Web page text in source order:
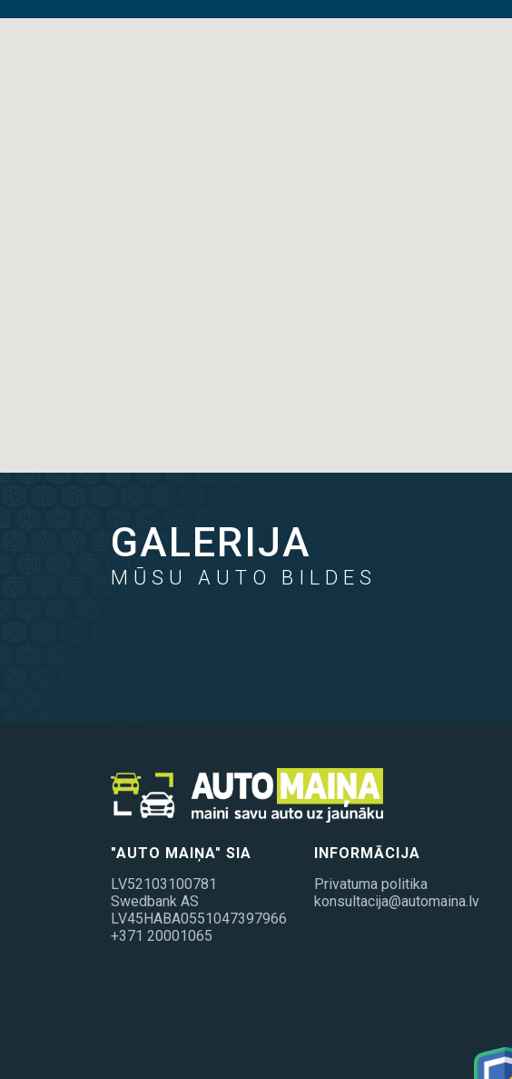
GALERIJA
MŪSU AUTO BILDES
"AUTO MAIŅA" SIA
LV52103100781
Swedbank AS
LV45HABA0551047397966
+371 20001065
INFORMĀCIJA
Privatuma politika
konsultacija@automaina.lv